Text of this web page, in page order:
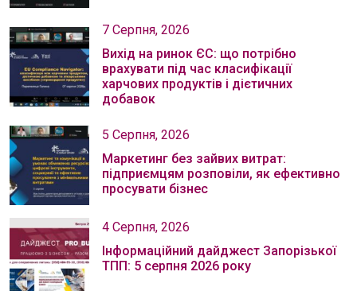
7 Серпня, 2026
Вихід на ринок ЄС: що потрібно
врахувати під час класифікації
харчових продуктів і дієтичних
добавок
5 Серпня, 2026
Маркетинг без зайвих витрат:
підприємцям розповіли, як ефективно
просувати бізнес
4 Серпня, 2026
Інформаційний дайджест Запорізької
ТПП: 5 серпня 2026 року